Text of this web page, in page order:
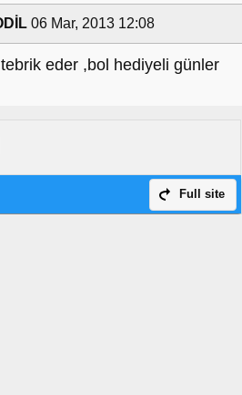
06 Mar, 2013 12:08
eder ,bol hediyeli günler
Full site